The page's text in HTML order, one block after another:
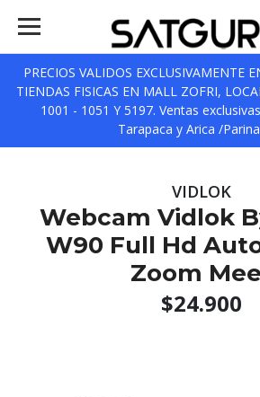
PRECIOS VALIDOS EXCLUSIVAMENTE
TIENDAS FISICAS EN MALL ZOFRI,
1001 - 1051 Y 5197. Ventas
Tarapaca y Arica /
VIDLOK
Webcam Vidlok
W90 Full Hd
Zoom
$24.900